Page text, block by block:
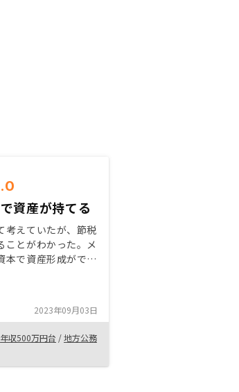
資産が持てる
考えていたが、節税
ことがわかった。メ
本で資産形成ができ
い投資だと思う。お
要な情報は早めに教
。
2023年09月03日
年収500万円台 /地方公務